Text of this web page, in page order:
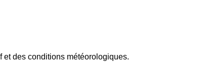
et des conditions météorologiques.